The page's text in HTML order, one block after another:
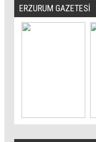
ERZURUM GAZETESİ